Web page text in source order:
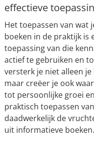
effectieve
Het toepassen van wat
boeken in de praktijk is
toepassing van die
actief te gebruiken en
versterk je niet alleen
maar creëer je ook
tot persoonlijke groei
praktisch toepassen
daadwerkelijk de
uit informatieve boeken.